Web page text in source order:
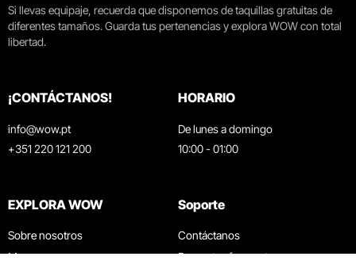
Si llevas equipaje, recuerda que disponemos de taquillas gratuitas de
diferentes tamaños. Guarda tus pertenencias y explora WOW con total
libertad.
¡CONTÁCTANOS!
info@wow.pt
+351 220 121 200
HORARIO
De lunes a domingo
10:00 - 01:00
EXPLORA WOW
Sobre nosotros
Museos
Soporte
Contáctanos
Preguntas frecuentes